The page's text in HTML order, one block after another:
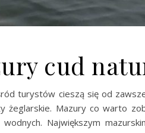
cud
turystów cieszą się od
żeglarskie. Mazury co warto
wodnych. Największym